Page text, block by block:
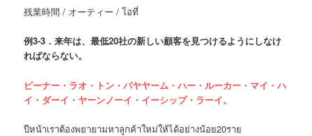
残業時間 / オーティー / โอที่
例3-3．来年は、最低20社の新しい顧客を見つけるようにしなけ
ればならない。
ピーナー・ラオ・トン・パヤヤーム・ハー・ルーカー・マイ・ハ
イ・ダーイ・ヤーンノーイ・イーシップ・ラーイ。
ปีหน้าเราต้องพยายามหาลูกค้าใหม่ให้ได้อย่างน้อย20ราย